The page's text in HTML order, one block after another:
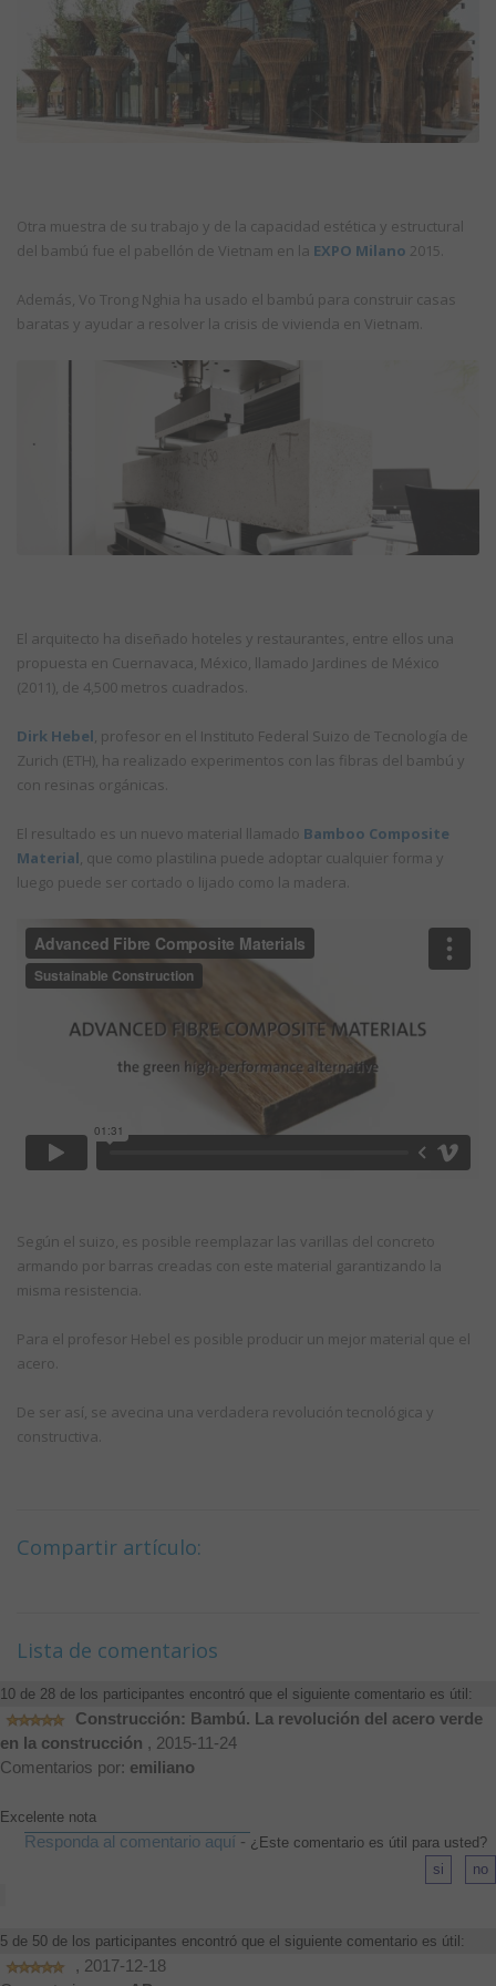
Otra muestra de su trabajo y de la capacidad estética y estructural
del bambú fue el pabellón de Vietnam en la EXPO Milano 2015.
Además, Vo Trong Nghia ha usado el bambú para construir casas
baratas y ayudar a resolver la crisis de vivienda en Vietnam.
El arquitecto ha diseñado hoteles y restaurantes, entre ellos una
propuesta en Cuernavaca, México, llamado Jardines de México
(2011), de 4,500 metros cuadrados.
Dirk Hebel, profesor en el Instituto Federal Suizo de Tecnología de
Zurich (ETH), ha realizado experimentos con las fibras del bambú y
con resinas orgánicas.
El resultado es un nuevo material llamado Bamboo Composite
Material, que como plastilina puede adoptar cualquier forma y
luego puede ser cortado o lijado como la madera.
Según el suizo, es posible reemplazar las varillas del concreto
armando por barras creadas con este material garantizando la
misma resistencia.
Para el profesor Hebel es posible producir un mejor material que el
acero.
De ser así, se avecina una verdadera revolución tecnológica y
constructiva.
Compartir artículo:
Lista de comentarios
10 de 28 de los participantes encontró que el siguiente comentario es útil:
Construcción: Bambú. La revolución del acero verde
en la construcción , 2015-11-24
Comentarios por: emiliano
Excelente nota
Responda al comentario aquí - ¿Este comentario es útil para usted?
5 de 50 de los participantes encontró que el siguiente comentario es útil:
, 2017-12-18